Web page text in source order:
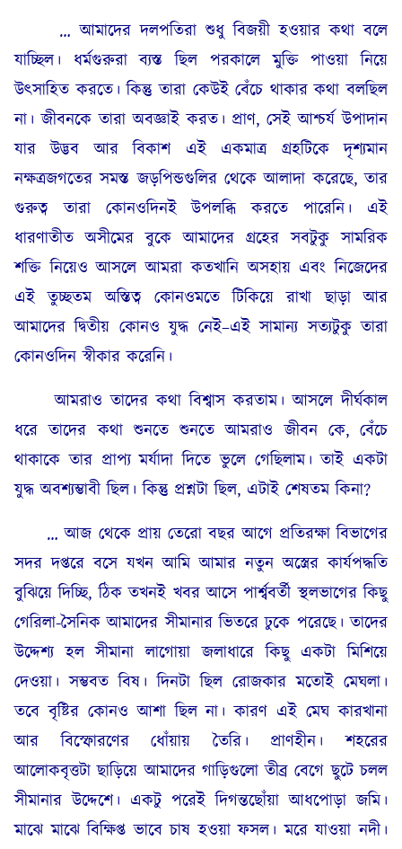
… আমাদের দলপতিরা শুধু বিজয়ী হওয়ার কথা বলে
যাচ্ছিল। ধর্মগুরুরা ব্যস্ত ছিল পরকালে মুক্তি পাওয়া নিয়ে
উৎসাহিত করতে। কিন্তু তারা কেউই বেঁচে থাকার কথা বলছিল
না। জীবনকে তারা অবজ্ঞাই করত। প্রাণ, সেই আশ্চর্য উপাদান
যার উদ্ভব আর বিকাশ এই একমাত্র গ্রহটিকে দৃশ্যমান
নক্ষত্রজগতের সমস্ত জড়পিন্ডগুলির থেকে আলাদা করেছে, তার
গুরুত্ব তারা কোনওদিনই উপলব্ধি করতে পারেনি। এই
ধারণাতীত অসীমের বুকে আমাদের গ্রহের সবটুকু সামরিক
শক্তি নিয়েও আসলে আমরা কতখানি অসহায় এবং নিজেদের
এই তুচ্ছতম অস্তিত্ব কোনওমতে টিকিয়ে রাখা ছাড়া আর
আমাদের দ্বিতীয় কোনও যুদ্ধ নেই–এই সামান্য সত্যটুকু তারা
কোনওদিন স্বীকার করেনি।
আমরাও তাদের কথা বিশ্বাস করতাম। আসলে দীর্ঘকাল
ধরে তাদের কথা শুনতে শুনতে আমরাও জীবন কে, বেঁচে
থাকাকে তার প্রাপ্য মর্যাদা দিতে ভুলে গেছিলাম। তাই একটা
যুদ্ধ অবশ্যম্ভাবী ছিল। কিন্তু প্রশ্নটা ছিল, এটাই শেষতম কিনা?
… আজ থেকে প্রায় তেরো বছর আগে প্রতিরক্ষা বিভাগের
সদর দপ্তরে বসে যখন আমি আমার নতুন অস্ত্রের কার্যপদ্ধতি
বুঝিয়ে দিচ্ছি, ঠিক তখনই খবর আসে পার্শ্ববর্তী স্থলভাগের কিছু
গেরিলা-সৈনিক আমাদের সীমানার ভিতরে ঢুকে পরেছে। তাদের
উদ্দেশ্য হল সীমানা লাগোয়া জলাধারে কিছু একটা মিশিয়ে
দেওয়া। সম্ভবত বিষ। দিনটা ছিল রোজকার মতোই মেঘলা।
তবে বৃষ্টির কোনও আশা ছিল না। কারণ এই মেঘ কারখানা
আর বিস্ফোরণের ধোঁয়ায় তৈরি। প্রাণহীন। শহরের
আলোকবৃত্তটা ছাড়িয়ে আমাদের গাড়িগুলো তীব্র বেগে ছুটে চলল
সীমানার উদ্দেশে। একটু পরেই দিগন্তছোঁয়া আধপোড়া জমি।
মাঝে মাঝে বিক্ষিপ্ত ভাবে চাষ হওয়া ফসল। মরে যাওয়া নদী।